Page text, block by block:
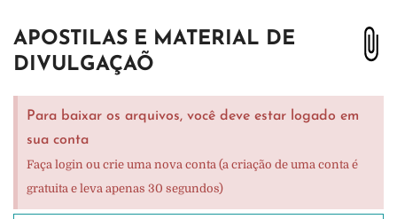
APOSTILAS E MATERIAL DE
DIVULGAÇAÕ
Para baixar os arquivos, você deve estar logado em
sua conta
Faça login ou crie uma nova conta (a criação de uma conta é
gratuita e leva apenas 30 segundos)